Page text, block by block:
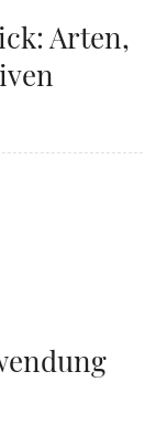
Arten,